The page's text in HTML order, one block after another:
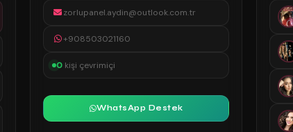
zorlupanel.aydin@outlook.com.tr
+908503021160
0 kişi çevrimiçi
WhatsApp Destek